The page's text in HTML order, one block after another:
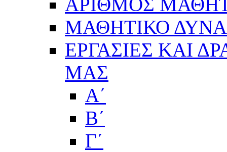
ΜΑΘΗΤΙΚΟ
ΕΡΓΑΣΙΕΣ ΚΑΙ
ΜΑΣ
Α΄
Β΄
Γ΄